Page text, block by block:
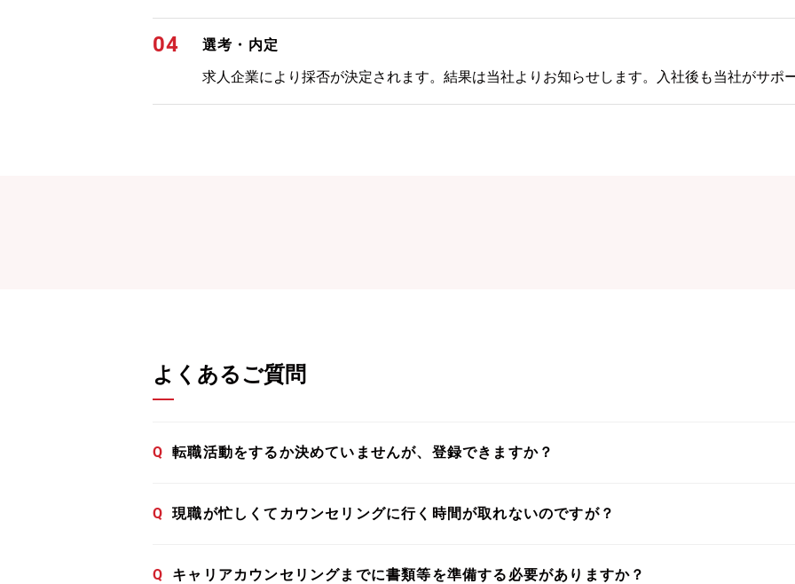
04
選考・内定
求人企業により採否が決定されます。結果は当社よりお知らせします。入社後も当社がサポ
よくあるご質問
Q 転職活動をするか決めていませんが、登録できますか？
Q 現職が忙しくてカウンセリングに行く時間が取れないのですが？
Q キャリアカウンセリングまでに書類等を準備する必要がありますか？